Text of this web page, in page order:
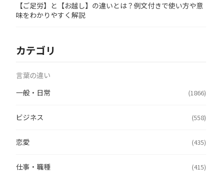
【ご足労】と【お越し】の違いとは？例文付きで使い方や意
味をわかりやすく解説
カテゴリ
言葉の違い
一般・日常
(1866)
ビジネス (558)
恋愛 (435)
仕事・職種 (415)